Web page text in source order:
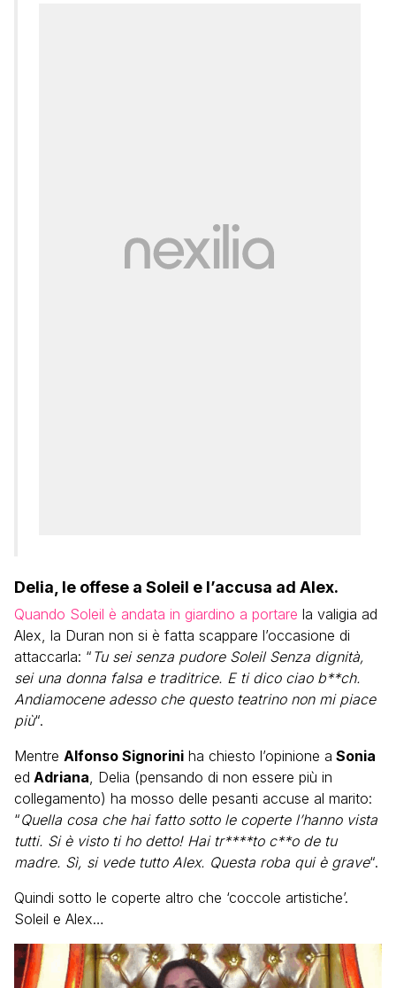
Delia, le offese a Soleil e l’accusa ad Alex.
Quando Soleil è andata in giardino a portare la valigia ad
Alex, la Duran non si è fatta scappare l’occasione di
attaccarla: “ Tu sei senza pudore Soleil Senza dignità,
sei una donna falsa e traditrice. E ti dico ciao b**ch.
Andiamocene adesso che questo teatrino non mi piace
più“.
Mentre Alfonso Signorini ha chiesto l’opinione a Sonia
ed Adriana, Delia (pensando di non essere più in
collegamento) ha mosso delle pesanti accuse al marito:
“Quella cosa che hai fatto sotto le coperte l’hanno vista
tutti. Si è visto ti ho detto! Hai tr****to c**o de tu
madre. Sì, si vede tutto Alex. Questa roba qui è grave“.
Quindi sotto le coperte altro che ‘coccole artistiche’.
Soleil e Alex…